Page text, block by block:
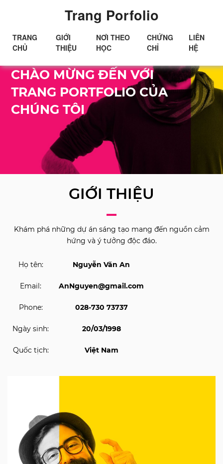
Trang Porfolio
TRANG
CHỦ
GIỚI
THIỆU
NƠI THEO
HỌC
CHỨNG
CHỈ
LIÊN
HỆ
Xin chào!
CHÀO MỪNG ĐẾN VỚI
TRANG PORTFOLIO CỦA
CHÚNG TÔI
GIỚI THIỆU
Khám phá những dự án sáng tạo mang đến nguồn cảm
hứng và ý tưởng độc đáo.
Họ tên: Nguyễn Văn An
Email: AnNguyen@gmail.com
Phone: 028-730 73737
Ngày sinh: 20/03/1998
Quốc tịch: Việt Nam